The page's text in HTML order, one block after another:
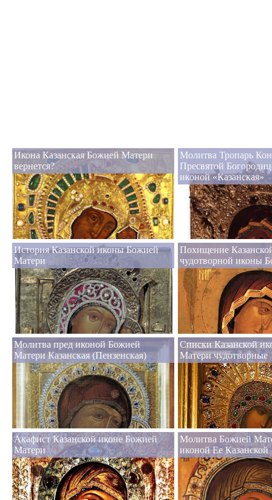
Икона Казанская Божией Матери
вернется?
Молитва Тропарь
Пресвятой
иконой «Казанская»
История Казанской иконы Божией
Матери
Похищение
чудотворной иконы
Молитва пред иконой Божией
Матери Казанская (Пензенская)
Списки Казанской
Матери чудотворные
Акафист Казанской иконе Божией
Матери
Молитва Божией
иконой Ее Казанской